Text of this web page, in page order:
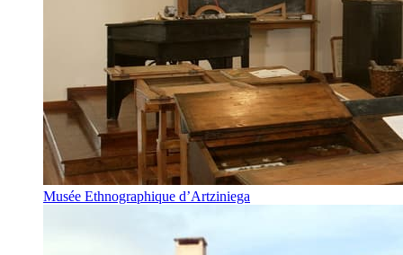
Musée Ethnographique d’Artziniega